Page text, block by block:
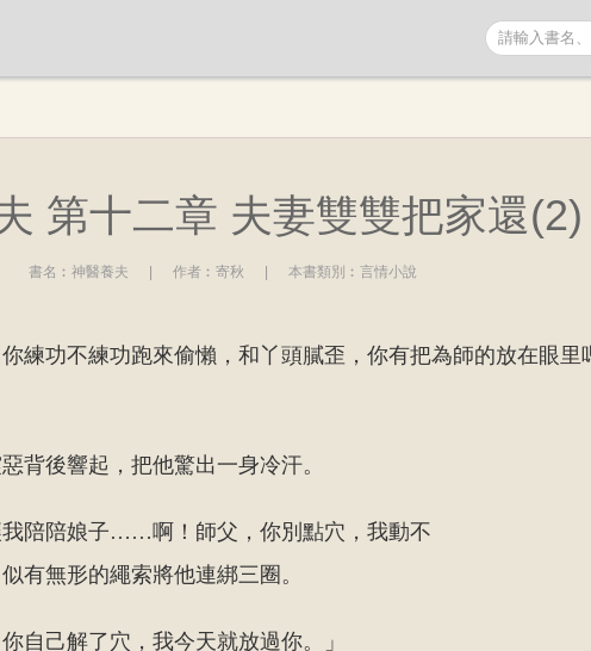
第十二章 夫妻雙雙把家還(2)
書名︰ 神醫養夫 作者︰ 寄秋 本書類別︰ 言情小說
練功不練功跑來偷懶，和丫頭膩歪，你有把為師的放在眼
背後響起，把他驚出一身冷汗。
陪陪娘子……啊！師父，你別點穴，我動不
無形的繩索將他連綁三圈。
自己解了穴，我今天就放過你。」